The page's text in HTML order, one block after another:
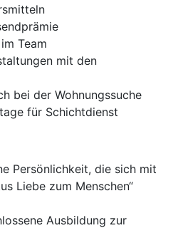
Team
mit den
bei der Wohnungssuche
für Schichtdienst
Persönlichkeit, die sich mit
Liebe zum Menschen“
Ausbildung zur